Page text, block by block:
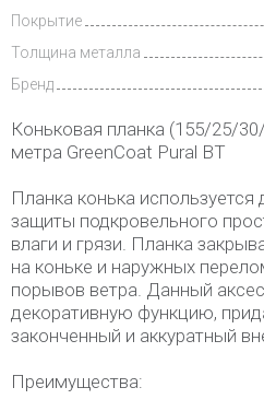
Покрытие
Толщина металла
Бренд
Коньковая планка (155/25/
метра GreenCoat Pural BT
Планка конька используется
защиты подкровельного
влаги и грязи. Планка
на коньке и наружных
порывов ветра. Данный
декоративную функцию,
законченный и аккуратный
Преимущества: